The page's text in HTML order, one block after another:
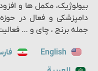
بیولوژیک، مکمل ها و
دامپزشکی و فعال در
جمله برنج ، چای و …
English